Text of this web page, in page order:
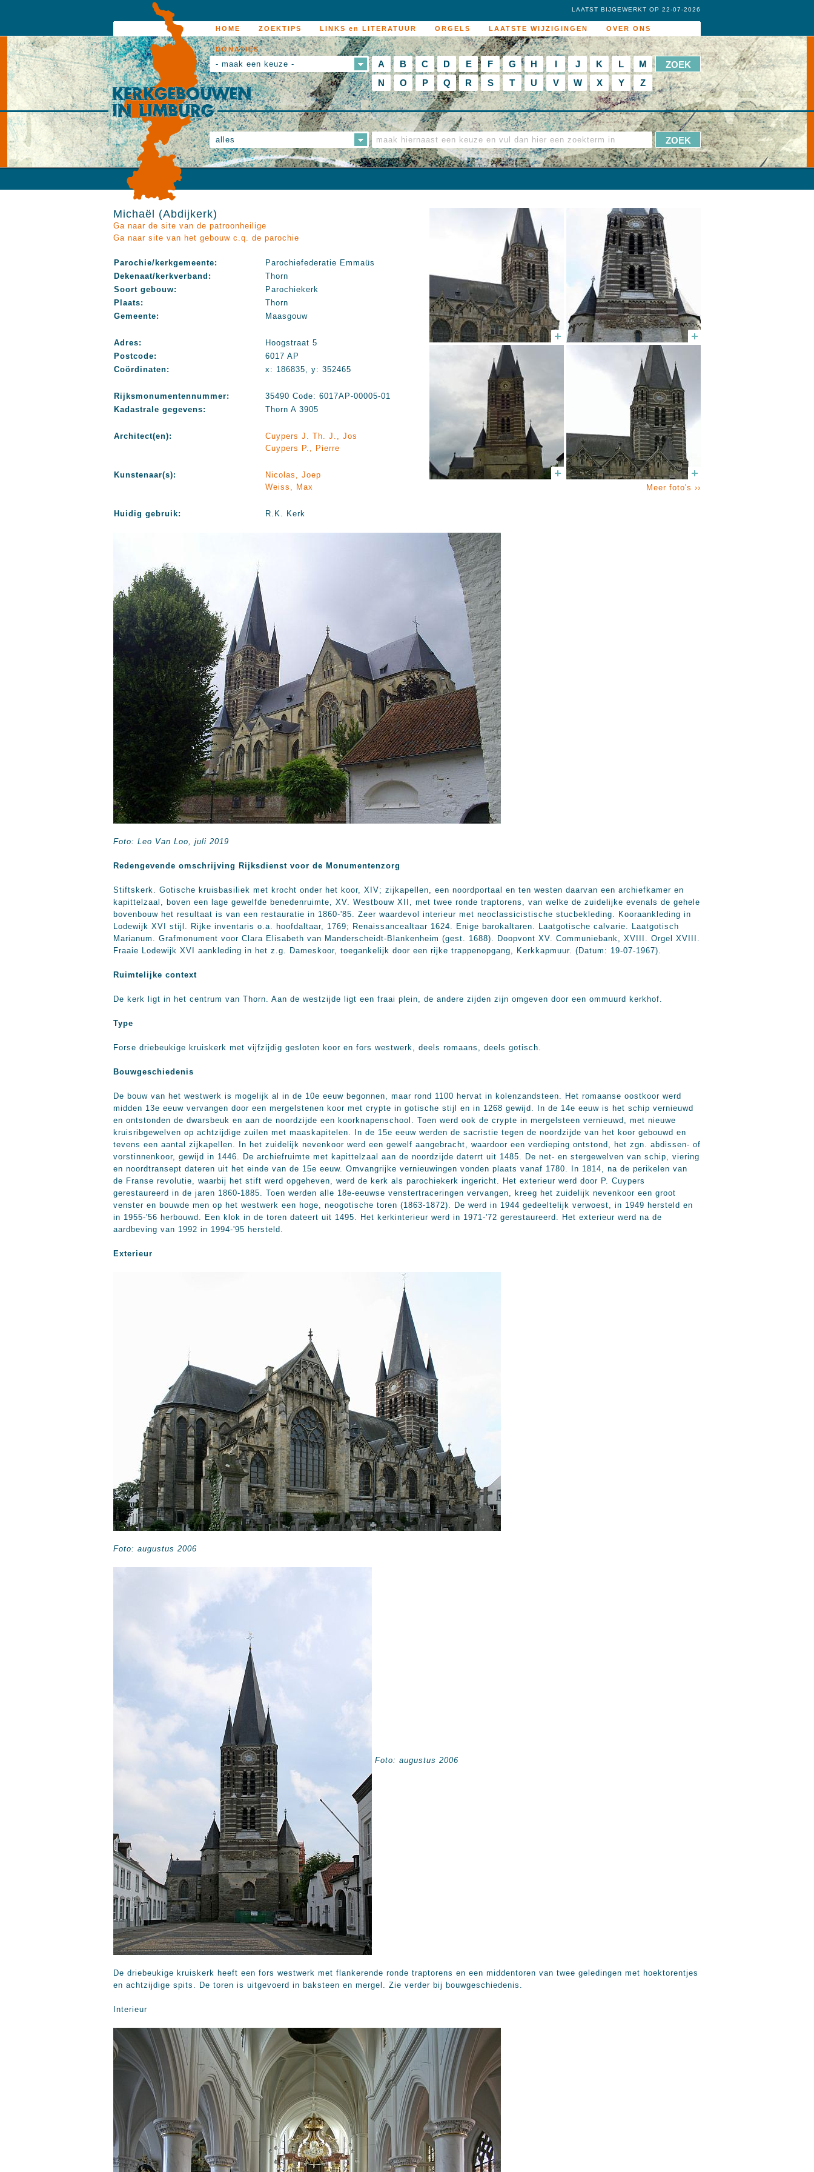
HOME ZOEKTIPS LINKS en LITERATUUR ORGELS LAATSTE WIJZIGINGEN OVER ONS
DONATIES
LAATST BIJGEWERKT OP 22-07-2026
- maak een keuze - A B C D E F G H I J K L
M
N
O P Q R S T U V W X Y Z
alles
Michaël (Abdijkerk)
Ga naar de site van de patroonheilige
Ga naar site van het gebouw c.q. de parochie
Parochie/kerkgemeente:
Parochiefederatie Emmaüs
Dekenaat/kerkverband:
Thorn
Soort gebouw:
Parochiekerk
Plaats:
Thorn
Gemeente:
Maasgouw
Adres:
Hoogstraat 5
Postcode:
6017 AP
Coördinaten:
x: 186835, y: 352465
Rijksmonumentennummer:
35490 Code: 6017AP-00005-01
Kadastrale gegevens:
Thorn A 3905
Architect(en):
Cuypers J. Th. J., Jos
Cuypers P., Pierre
Kunstenaar(s):
Nicolas, Joep
Weiss, Max
Huidig gebruik: R.K. Kerk
Meer foto's ››
Foto: Leo Van Loo, juli 2019
Redengevende omschrijving Rijksdienst voor de Monumentenzorg
Stiftskerk. Gotische kruisbasiliek met krocht onder het koor, XIV; zijkapellen, een noordportaal en ten westen daarvan een archiefkamer en
kapittelzaal, boven een lage gewelfde benedenruimte, XV. Westbouw XII, met twee ronde traptorens, van welke de zuidelijke evenals de gehele
bovenbouw het resultaat is van een restauratie in 1860-'85. Zeer waardevol interieur met neoclassicistische stucbekleding. Kooraankleding in
Lodewijk XVI stijl. Rijke inventaris o.a. hoofdaltaar, 1769; Renaissancealtaar 1624. Enige barokaltaren. Laatgotische calvarie. Laatgotisch
Marianum. Grafmonument voor Clara Elisabeth van Manderscheidt-Blankenheim (gest. 1688). Doopvont XV. Communiebank, XVIII. Orgel XVIII.
Fraaie Lodewijk XVI aankleding in het z.g. Dameskoor, toegankelijk door een rijke trappenopgang, Kerkkapmuur. (Datum: 19-07-1967).
Ruimtelijke context
De kerk ligt in het centrum van Thorn. Aan de westzijde ligt een fraai plein, de andere zijden zijn omgeven door een ommuurd kerkhof.
Type
Forse driebeukige kruiskerk met vijfzijdig gesloten koor en fors westwerk, deels romaans, deels gotisch.
Bouwgeschiedenis
De bouw van het westwerk is mogelijk al in de 10e eeuw begonnen, maar rond 1100 hervat in kolenzandsteen. Het romaanse oostkoor werd
midden 13e eeuw vervangen door een mergelstenen koor met crypte in gotische stijl en in 1268 gewijd. In de 14e eeuw is het schip vernieuwd
en ontstonden de dwarsbeuk en aan de noordzijde een koorknapenschool. Toen werd ook de crypte in mergelsteen vernieuwd, met nieuwe
kruisribgewelven op achtzijdige zuilen met maaskapitelen. In de 15e eeuw werden de sacristie tegen de noordzijde van het koor gebouwd en
tevens een aantal zijkapellen. In het zuidelijk nevenkoor werd een gewelf aangebracht, waardoor een verdieping ontstond, het zgn. abdissen- of
vorstinnenkoor, gewijd in 1446. De archiefruimte met kapittelzaal aan de noordzijde daterrt uit 1485. De net- en stergewelven van schip, viering
en noordtransept dateren uit het einde van de 15e eeuw. Omvangrijke vernieuwingen vonden plaats vanaf 1780. In 1814, na de perikelen van
de Franse revolutie, waarbij het stift werd opgeheven, werd de kerk als parochiekerk ingericht. Het exterieur werd door P. Cuypers
gerestaureerd in de jaren 1860-1885. Toen werden alle 18e-eeuwse venstertraceringen vervangen, kreeg het zuidelijk nevenkoor een groot
venster en bouwde men op het westwerk een hoge, neogotische toren (1863-1872). De werd in 1944 gedeeltelijk verwoest, in 1949 hersteld en
in 1955-'56 herbouwd. Een klok in de toren dateert uit 1495. Het kerkinterieur werd in 1971-'72 gerestaureerd. Het exterieur werd na de
aardbeving van 1992 in 1994-'95 hersteld.
Exterieur
Foto: augustus 2006
Foto: augustus 2006
De driebeukige kruiskerk heeft een fors westwerk met flankerende ronde traptorens en een middentoren van twee geledingen met hoektorentjes
en achtzijdige spits. De toren is uitgevoerd in baksteen en mergel. Zie verder bij bouwgeschiedenis.
Interieur